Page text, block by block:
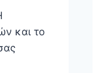
και το